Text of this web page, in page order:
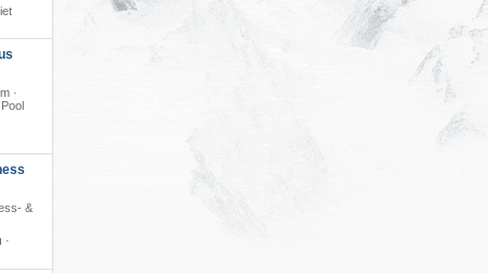
·
&
·